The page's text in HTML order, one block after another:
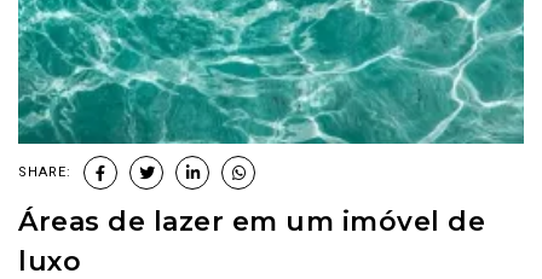
SHARE:
Áreas de lazer em um imóvel de
luxo